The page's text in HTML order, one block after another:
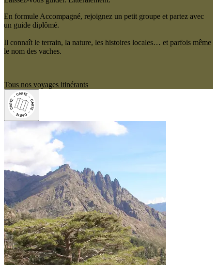
En formule Accompagné, rejoignez un petit groupe et partez avec
un guide diplômé.
Il connaît le terrain, la nature, les histoires locales… et parfois même
le nom des vaches.
Tous nos voyages itinérants